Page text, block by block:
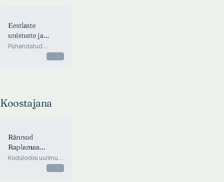
Eestlaste
unistuste ja
mälestuste
Pühendatud
eestlaste Krimmi
Koostajana
Rännud
Raplamaa
minevikku
Koduloolisi uurimusi